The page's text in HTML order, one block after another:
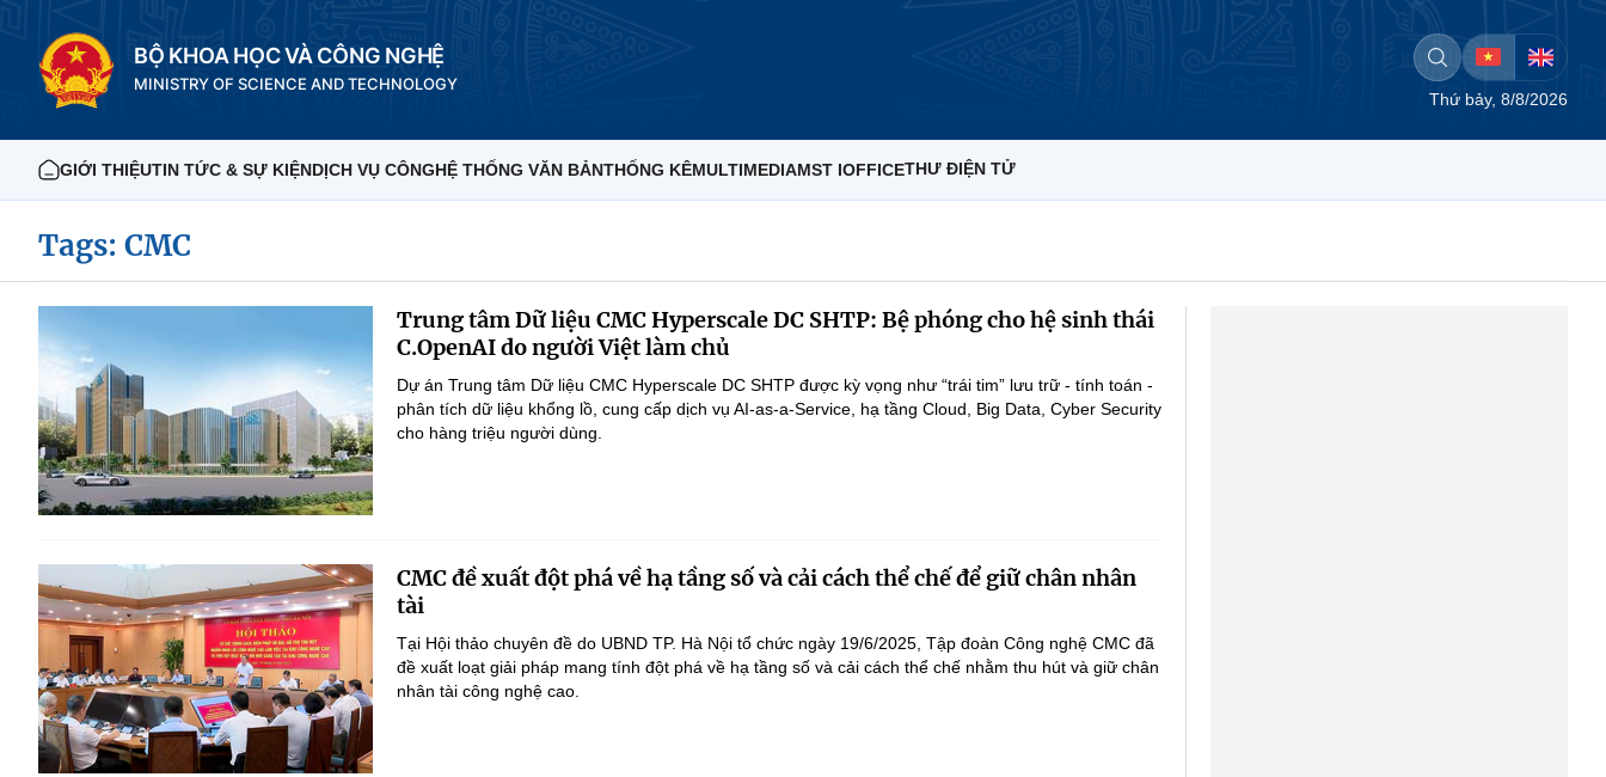
BỘ KHOA HỌC VÀ CÔNG NGHỆ
MINISTRY OF SCIENCE AND TECHNOLOGY
Thứ bảy, 8/8/2026
GIỚI THIỆUTIN TỨC & SỰ KIỆNDỊCH VỤ CÔNGHỆ THỐNG VĂN BẢNTHỐNG KÊMULTIMEDIAMST IOFFICETHƯ ĐIỆN TỬ
Tags: CMC
Trung tâm Dữ liệu CMC Hyperscale DC SHTP: Bệ phóng cho hệ sinh thái
C.OpenAI do người Việt làm chủ
Dự án Trung tâm Dữ liệu CMC Hyperscale DC SHTP được kỳ vọng như “trái tim” lưu trữ - tính toán -
phân tích dữ liệu khổng lồ, cung cấp dịch vụ AI-as-a-Service, hạ tầng Cloud, Big Data, Cyber Security
cho hàng triệu người dùng.
CMC đề xuất đột phá về hạ tầng số và cải cách thể chế để giữ chân nhân
tài
Tại Hội thảo chuyên đề do UBND TP. Hà Nội tổ chức ngày 19/6/2025, Tập đoàn Công nghệ CMC đã
đề xuất loạt giải pháp mang tính đột phá về hạ tầng số và cải cách thể chế nhằm thu hút và giữ chân
nhân tài công nghệ cao.